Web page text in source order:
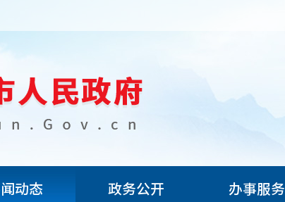
动态 政务公开 办事服务